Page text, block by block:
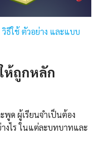
ธีใช้ ตัวอย่าง และแบบ
ห้ถูกหลัก
พูด ผู้เรียนจำเป็นต้อง
างไร ในแต่ละบทบาทและ